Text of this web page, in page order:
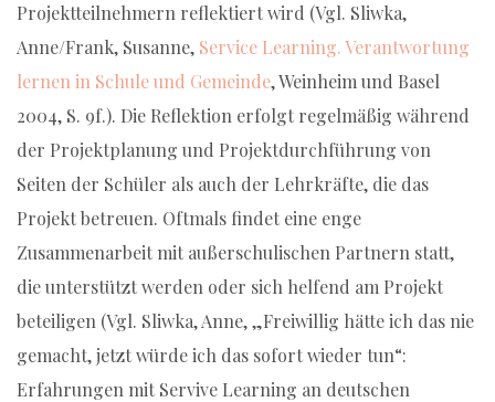
Projektteilnehmern reflektiert wird (Vgl. Sliwka,
Anne/Frank, Susanne, Service Learning. Verantwortung
lernen in Schule und Gemeinde, Weinheim und Basel
2004, S. 9f.). Die Reflektion erfolgt regelmäßig während
der Projektplanung und Projektdurchführung von
Seiten der Schüler als auch der Lehrkräfte, die das
Projekt betreuen. Oftmals findet eine enge
Zusammenarbeit mit außerschulischen Partnern statt,
die unterstützt werden oder sich helfend am Projekt
beteiligen (Vgl. Sliwka, Anne, „Freiwillig hätte ich das nie
gemacht, jetzt würde ich das sofort wieder tun“:
Erfahrungen mit Servive Learning an deutschen